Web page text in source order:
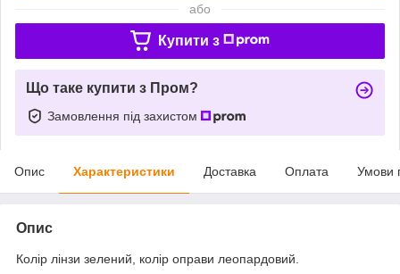
або
Купити з
Що таке купити з Пром?
Замовлення під захистом
Опис Характеристики Доставка Оплата Умови
Опис
Колір лінзи зелений, колір оправи леопардовий.